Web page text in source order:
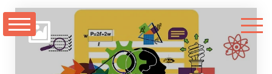
Перейти
содержимому